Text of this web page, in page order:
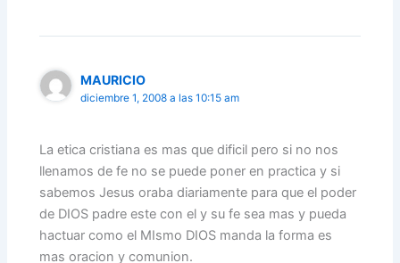
MAURICIO
diciembre 1, 2008 a las 10:15 am
La etica cristiana es mas que dificil pero si no nos
llenamos de fe no se puede poner en practica y si
sabemos Jesus oraba diariamente para que el poder
de DIOS padre este con el y su fe sea mas y pueda
hactuar como el MIsmo DIOS manda la forma es
mas oracion y comunion.